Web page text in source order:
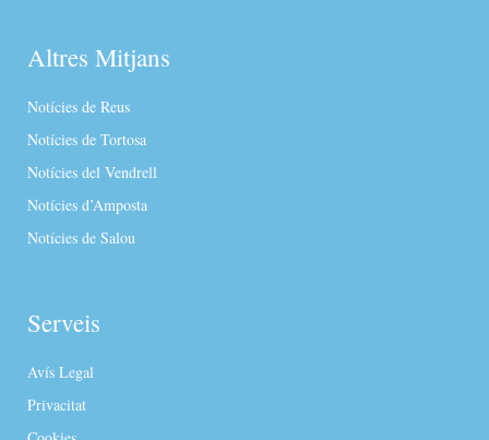
Altres Mitjans
Notícies de Reus
Notícies de Tortosa
Notícies del Vendrell
Notícies d’Amposta
Notícies de Salou
Serveis
Avís Legal
Privacitat